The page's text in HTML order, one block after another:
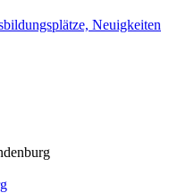
Neuigkeiten